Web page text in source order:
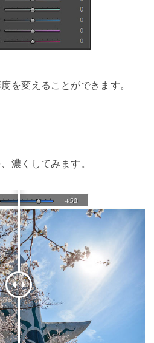
を変えることができます。
濃くしてみます。